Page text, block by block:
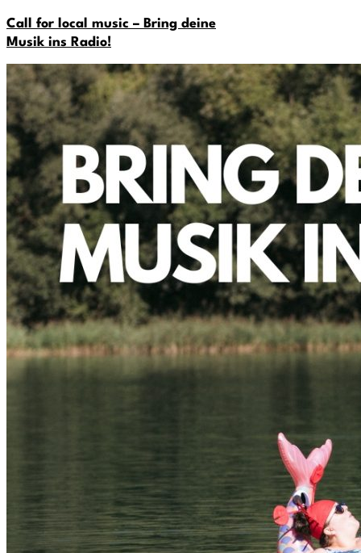
Call for local music – Bring deine
Musik ins Radio!